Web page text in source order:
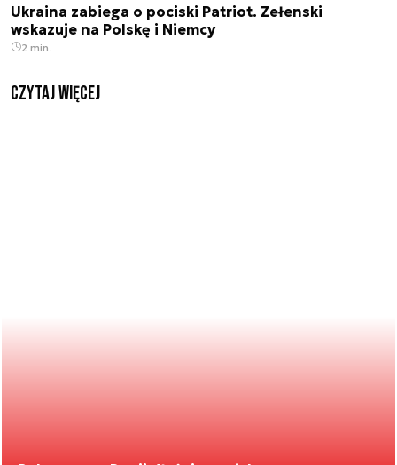
Ukraina zabiega o pociski Patriot. Zełenski
wskazuje na Polskę i Niemcy
2 min.
czytaj więcej